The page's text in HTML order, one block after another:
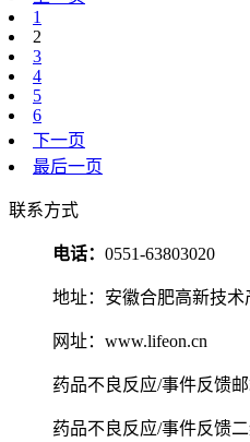
1
2
3
4
5
6
下一页
最后一页
联系方式
电话： 0551-63803020
地址：安徽合肥高新技术
网址：www.lifeon.cn
药品不良反应/事件反馈
药品不良反应/事件反馈二